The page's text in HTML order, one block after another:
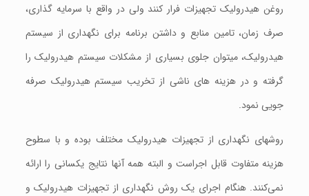
روغن هیدرولیک تجهيزات فرار کنند ولی در واقع با سرمایه گذاری،
صرف زمان، تامين منابع و داشتن برنامه برای نگهداری از سيستم
هيدروليک، میتوان جلوی بسیاری از مشکلات سيستم هيدروليک را
گرفته و در هزینه های ناشی از تخریب سیستم هیدرولیک صرفه
جویی نمود.
روشهای نگهداری از تجهیزات هیدرولیک مختلف بوده و با سطوح
هزینه متفاوت قابل اجراست و البته همه آنها نتایج یکسانی را ارائه
نمی‌کنند. هنگام اجرای یک روش نگهداری از تجهیزات هیدرولیک و